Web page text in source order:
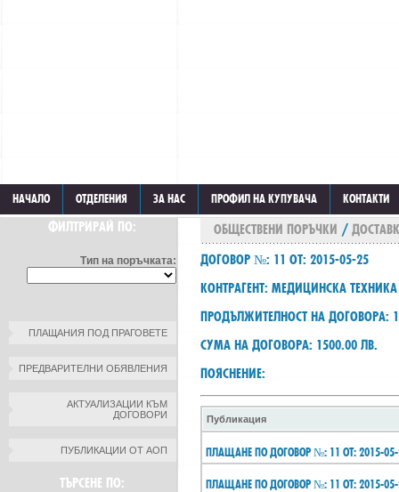
НАЧАЛО ОТДЕЛЕНИЯ ЗА НАС ПРОФИЛ НА КУПУВАЧА КОНТАКТИ
ФИЛТРИРАЙ ПО:
Тип на поръчката:
ПЛАЩАНИЯ ПОД ПРАГОВЕТЕ
ПРЕДВАРИТЕЛНИ ОБЯВЛЕНИЯ
АКТУАЛИЗАЦИИ КЪМ
ДОГОВОРИ
ПУБЛИКАЦИИ ОТ АОП
ТЪРСЕНЕ ПО:
ОБЩЕСТВЕНИ ПОРЪЧКИ /
ДОГОВОР №: 11 ОТ: 2015-05-25
КОНТРАГЕНТ: МЕДИЦИНСКА
ПРОДЪЛЖИТЕЛНОСТ НА ДОГОВОРА:
СУМА НА ДОГОВОРА: 1500.00 ЛВ.
ПОЯСНЕНИЕ:
Публикация
ПЛАЩАНЕ ПО ДОГОВОР №: 11 ОТ: 2015-
ПЛАЩАНЕ ПО ДОГОВОР №: 11 ОТ: 2015-